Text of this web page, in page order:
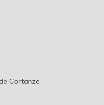
Cortanze